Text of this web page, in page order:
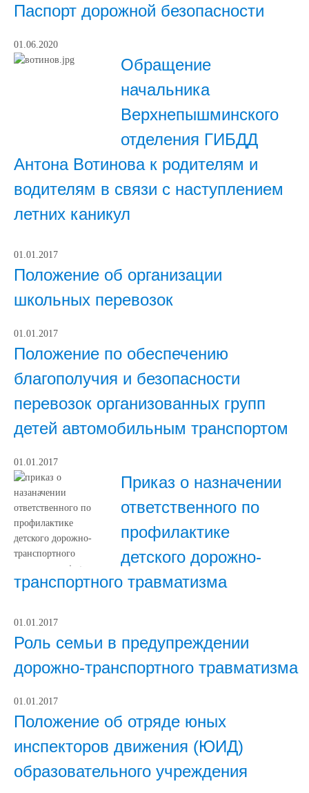
Паспорт дорожной безопасности
01.06.2020
Обращение
начальника
Верхнепышминского
отделения ГИБДД
Антона Вотинова к родителям и
водителям в связи с наступлением
летних каникул
01.01.2017
Положение об организации
школьных перевозок
01.01.2017
Положение по обеспечению
благополучия и безопасности
перевозок организованных групп
детей автомобильным транспортом
01.01.2017
Приказ о назначении
ответственного по
профилактике
детского дорожно-
транспортного травматизма
01.01.2017
Роль семьи в предупреждении
дорожно-транспортного травматизма
01.01.2017
Положение об отряде юных
инспекторов движения (ЮИД)
образовательного учреждения